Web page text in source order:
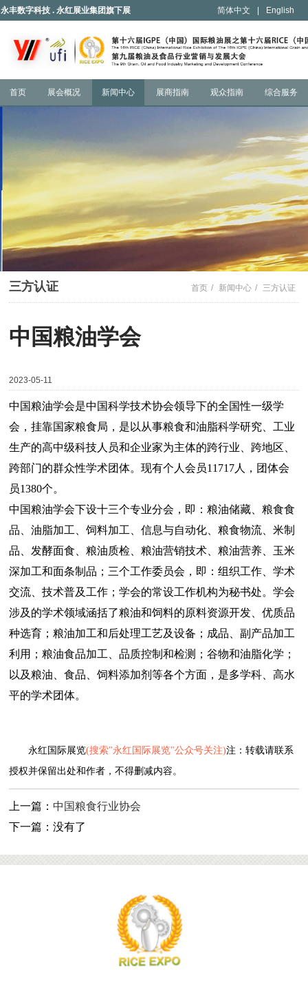
永丰数字科技 . 永红展业集团旗下展 简体中文 English
首页 展会概况 新闻中心 展商指南 观众指南 综合服务
三方认证 首页 / 新闻中心 / 三方认证
中国粮油学会
2023-05-11
中国粮油学会是中国科学技术协会领导下的全国性一级学
会，挂靠国家粮食局，是以从事粮食和油脂科学研究、工业
生产的高中级科技人员和企业家为主体的跨行业、跨地区、
跨部门的群众性学术团体。现有个人会员11717人，团体会
员1380个。
中国粮油学会下设十三个专业分会，即：粮油储藏、粮食食
品、油脂加工、饲料加工、信息与自动化、粮食物流、米制
品、发酵面食、粮油质检、粮油营销技术、粮油营养、玉米
深加工和面条制品；三个工作委员会，即：组织工作、学术
交流、技术普及工作；学会的常设工作机构为秘书处。学会
涉及的学术领域涵括了粮油和饲料的原料资源开发、优质品
种选育；粮油加工和后处理工艺及设备；成品、副产品加工
利用；粮油食品加工、品质控制和检测；谷物和油脂化学；
以及粮油、食品、饲料添加剂等各个方面，是多学科、高水
平的学术团体。
永红国际展览(搜索"永红国际展览"公众号关注)注：转载请联系
授权并保留出处和作者，不得删减内容。
上一篇： 中国粮食行业协会
下一篇：没有了